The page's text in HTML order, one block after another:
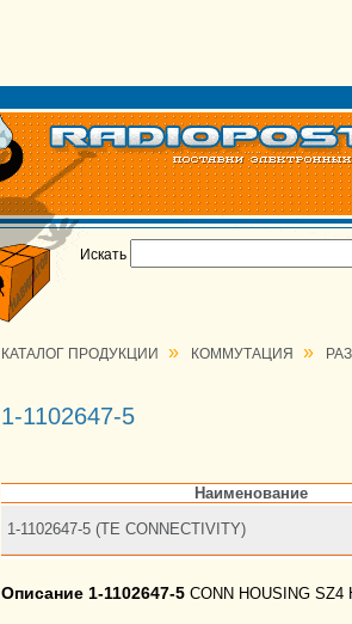
Искать
КАТАЛОГ ПРОДУКЦИИ » КОММУТАЦИЯ »
1-1102647-5
Наименование
1-1102647-5 (TE CONNECTIVITY)
Описание 1-1102647-5 CONN HOUSING SZ4